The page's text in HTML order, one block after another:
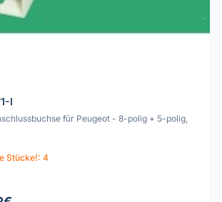
I
für Peugeot - 8-polig + 5-polig,
Stücke!: 4